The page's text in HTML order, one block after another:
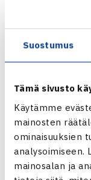
Suostumus
Tämä sivusto
Käytämme
mainosten
ominaisuuksien
analysoimiseen.
mainosalan ja
TaTS Open
Juniorien ITF-
Järj: TaTS
Poikien kaksinpeli
Joel Popov (1.) –
Tyttöjen kaksinpeli